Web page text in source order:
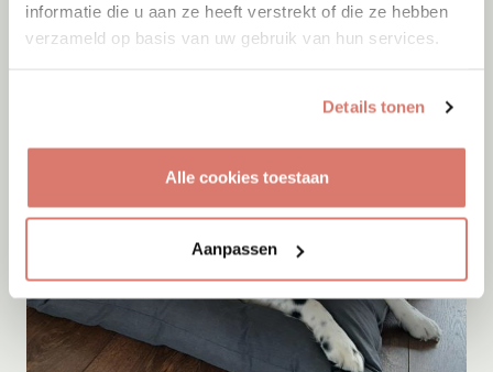
informatie die u aan ze heeft verstrekt of die ze hebben
verzameld op basis van uw gebruik van hun services.
Details tonen
Alle cookies toestaan
Aanpassen
Onesti